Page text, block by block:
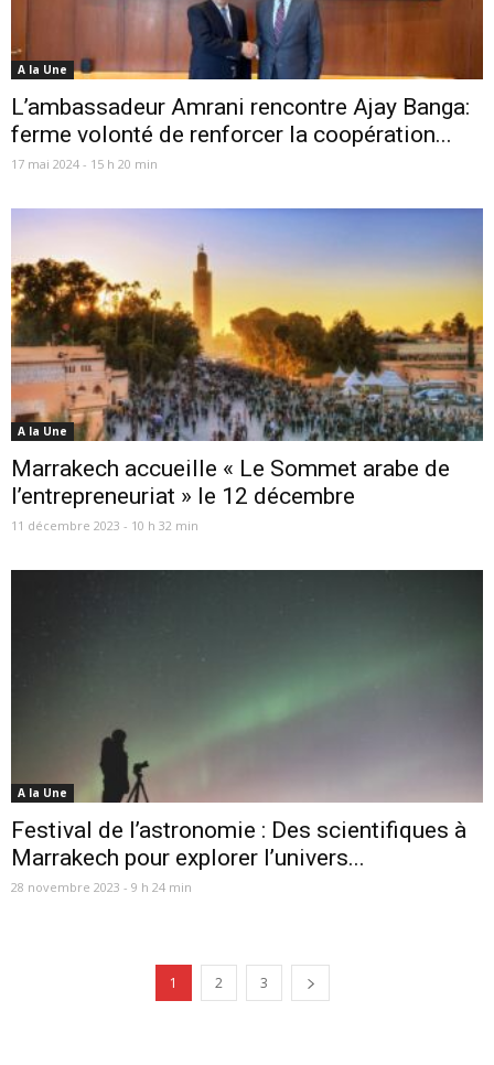
A la Une
L’ambassadeur Amrani rencontre Ajay Banga:
ferme volonté de renforcer la coopération...
17 mai 2024 - 15 h 20 min
A la Une
Marrakech accueille « Le Sommet arabe de
l’entrepreneuriat » le 12 décembre
11 décembre 2023 - 10 h 32 min
A la Une
Festival de l’astronomie : Des scientifiques à
Marrakech pour explorer l’univers...
28 novembre 2023 - 9 h 24 min
1 2 3